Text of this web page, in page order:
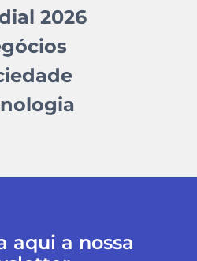
2026
aqui a nossa